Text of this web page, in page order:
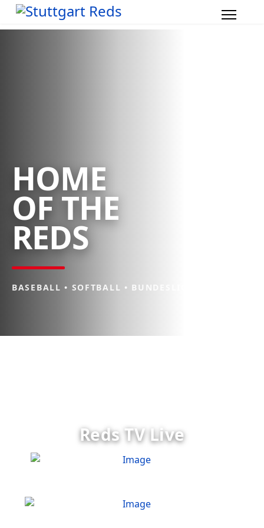
HOME
OF THE
REDS
BASEBALL • SOFTBALL • BUNDESLIGA
Reds TV Live